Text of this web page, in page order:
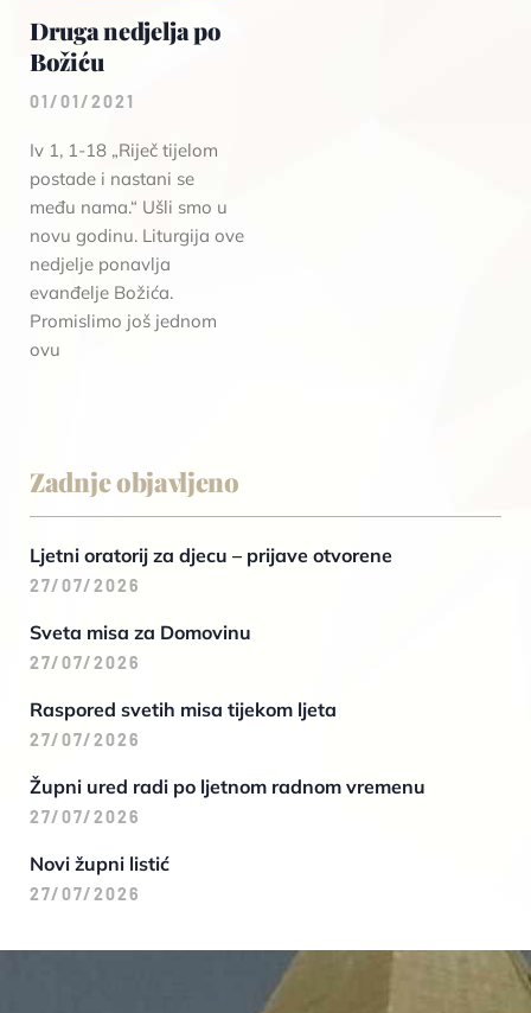
Druga nedjelja po
Božiću
01/01/2021
Iv 1, 1-18 „Riječ tijelom
postade i nastani se
među nama.“ Ušli smo u
novu godinu. Liturgija ove
nedjelje ponavlja
evanđelje Božića.
Promislimo još jednom
ovu
Zadnje objavljeno
Ljetni oratorij za djecu – prijave otvorene
27/07/2026
Sveta misa za Domovinu
27/07/2026
Raspored svetih misa tijekom ljeta
27/07/2026
Župni ured radi po ljetnom radnom vremenu
27/07/2026
Novi župni listić
27/07/2026